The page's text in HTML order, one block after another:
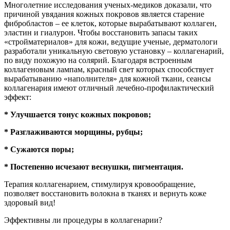
Многолетние исследования ученых-медиков доказали, что
причиной увядания кожных покровов является старение
фибробластов – ее клеток, которые вырабатывают коллаген,
эластин и гиалурон. Чтобы восстановить запасы таких
«стройматериалов» для кожи, ведущие ученые, дерматологи
разработали уникальную световую установку – коллагенарий,
по виду похожую на солярий. Благодаря встроенным
коллагеновым лампам, красный свет которых способствует
вырабатыванию «наполнителя» для кожной ткани, сеансы
коллагенария имеют отличный лечебно-профилактический
эффект:
* Улучшается тонус кожных покровов;
* Разглаживаются морщины, рубцы;
* Сужаются поры;
* Постепенно исчезают веснушки, пигментация.
Терапия коллагенарием, стимулируя кровообращение,
позволяет восстановить волокна в тканях и вернуть коже
здоровый вид!
Эффективны ли процедуры в коллагенарии?